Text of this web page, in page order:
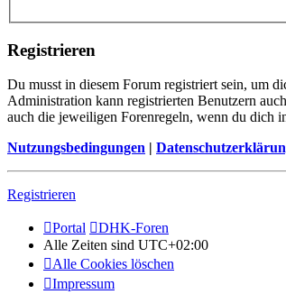
Registrieren
Du musst in diesem Forum registriert sein, um
Administration kann registrierten Benutzern
auch die jeweiligen Forenregeln, wenn du dich
Nutzungsbedingungen |
Registrieren
Portal
DHK-Foren
Alle Zeiten sind UTC+02:00
Alle Cookies löschen
Impressum